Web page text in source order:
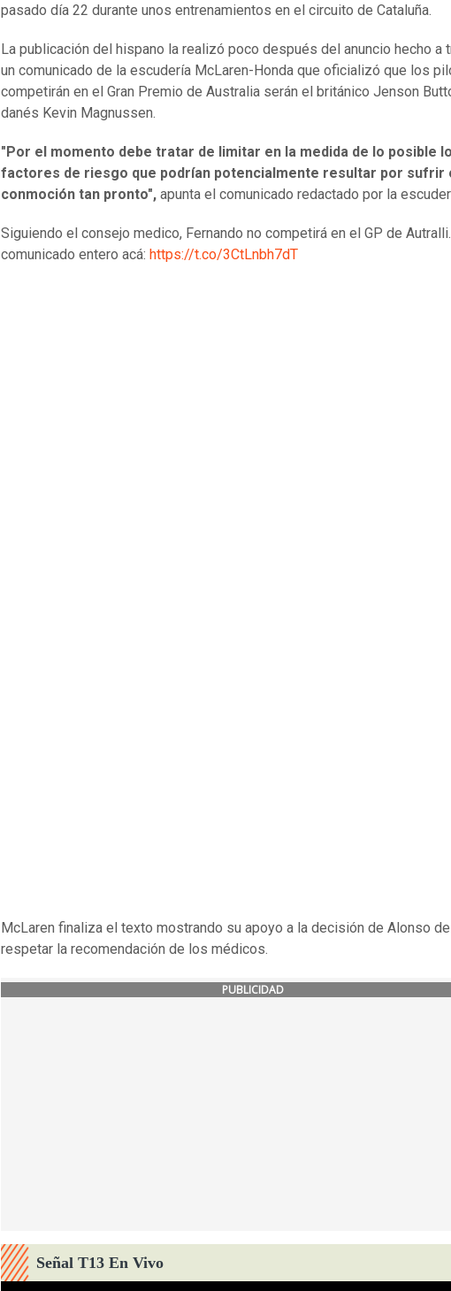
pasado día 22 durante unos entrenamientos en el circuito de Cataluña.
La publicación del hispano la realizó poco después del anuncio hecho a
un comunicado de la escudería McLaren-Honda que oficializó que los
competirán en el Gran Premio de Australia serán el británico Jenson
danés Kevin Magnussen.
"Por el momento debe tratar de limitar en la medida de lo posible
factores de riesgo que podrían potencialmente resultar por sufrir
conmoción tan pronto", apunta el comunicado redactado por la
Siguiendo el consejo medico, Fernando no competirá en el GP de
comunicado entero acá: https://t.co/3CtLnbh7dT
McLaren finaliza el texto mostrando su apoyo a la decisión de Alonso de
respetar la recomendación de los médicos.
PUBLICIDAD
Señal T13 En Vivo